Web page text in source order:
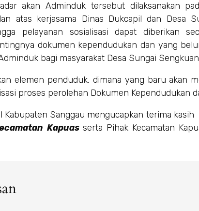
akan Adminduk tersebut dilaksanakan
atas kerjasama Dinas Dukcapil dan Desa
pelayanan sosialisasi dapat diberikan
dokumen kependudukan dan yang
bagi masyarakat Desa Sungai
elemen penduduk, dimana yang baru akan
proses perolehan Dokumen Kependudukan
Kabupaten Sanggau mengucapkan terima
Kapuas serta Pihak Kecamatan